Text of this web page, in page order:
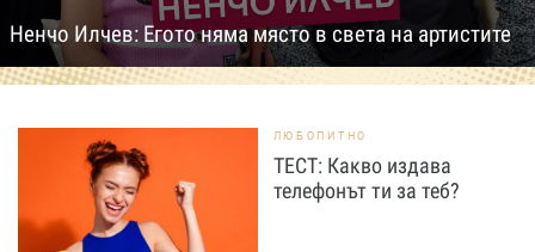
Ненчо Илчев: Егото няма място в света на артистите
ЛЮБОПИТНО
ТЕСТ: Какво издава
телефонът ти за теб?